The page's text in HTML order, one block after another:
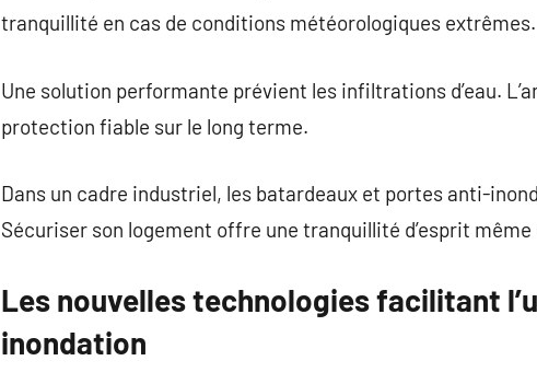
tranquillité en cas de conditions météorologiques extrêmes.
Une solution performante prévient les infiltrations d’eau.
protection fiable sur le long terme.
Dans un cadre industriel, les batardeaux et portes anti-
Sécuriser son logement offre une tranquillité d’esprit
Les nouvelles technologies facilitant
inondation